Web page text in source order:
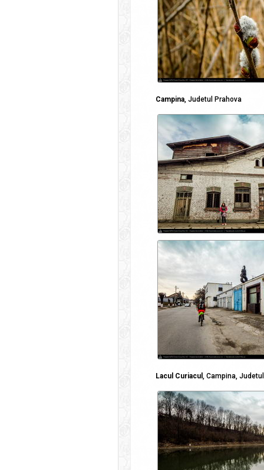
Campina, Judetul Prahova
Lacul Curiacul , Campina,